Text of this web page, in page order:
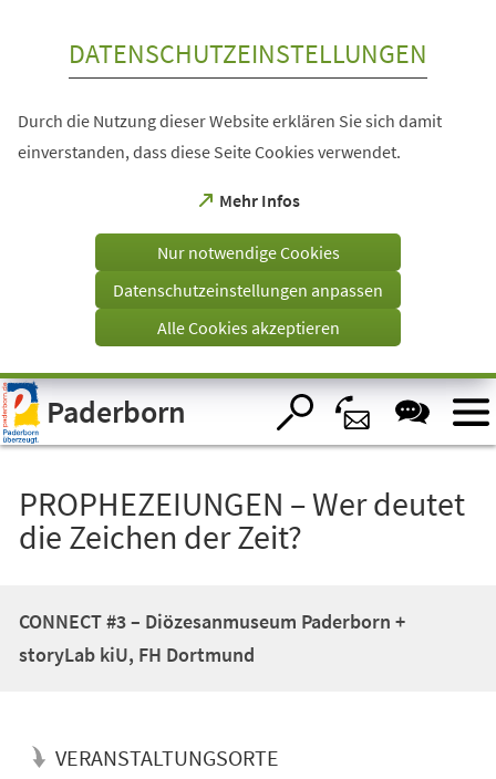
Visuelle
Assistenzsoftware
öffnen.
DATENSCHUTZEINSTELLUNGEN
Durch die Nutzung dieser Website erklären Sie sich damit
einverstanden, dass diese Seite Cookies verwendet.
Mehr Infos
(Öffnet
einem
Tab)
Nur notwendige Cookies
Datenschutzeinstellungen anpassen
Alle Cookies akzeptieren
Paderborn
PROPHEZEIUNGEN – Wer deutet
die Zeichen der Zeit?
CONNECT #3 – Diözesanmuseum Paderborn +
storyLab kiU, FH Dortmund
VERANSTALTUNGSORTE